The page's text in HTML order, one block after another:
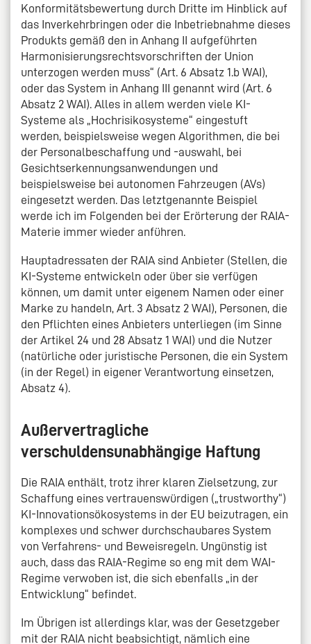
Konformitätsbewertung durch Dritte im Hinblick auf
das Inverkehrbringen oder die Inbetriebnahme dieses
Produkts gemäß den in Anhang II aufgeführten
Harmonisierungsrechtsvorschriften der Union
unterzogen werden muss“ (Art. 6 Absatz 1.b WAI),
oder das System in Anhang III genannt wird (Art. 6
Absatz 2 WAI). Alles in allem werden viele KI-
Systeme als „Hochrisikosysteme“ eingestuft
werden, beispielsweise wegen Algorithmen, die bei
der Personalbeschaffung und -auswahl, bei
Gesichtserkennungsanwendungen und
beispielsweise bei autonomen Fahrzeugen (AVs)
eingesetzt werden. Das letztgenannte Beispiel
werde ich im Folgenden bei der Erörterung der RAIA-
Materie immer wieder anführen.
Hauptadressaten der RAIA sind Anbieter (Stellen, die
KI-Systeme entwickeln oder über sie verfügen
können, um damit unter eigenem Namen oder einer
Marke zu handeln, Art. 3 Absatz 2 WAI), Personen, die
den Pflichten eines Anbieters unterliegen (im Sinne
der Artikel 24 und 28 Absatz 1 WAI) und die Nutzer
(natürliche oder juristische Personen, die ein System
(in der Regel) in eigener Verantwortung einsetzen,
Absatz 4).
Außervertragliche
verschuldensunabhängige Haftung
Die RAIA enthält, trotz ihrer klaren Zielsetzung, zur
Schaffung eines vertrauenswürdigen („trustworthy“)
KI-Innovationsökosystems in der EU beizutragen, ein
komplexes und schwer durchschaubares System
von Verfahrens- und Beweisregeln. Ungünstig ist
auch, dass das RAIA-Regime so eng mit dem WAI-
Regime verwoben ist, die sich ebenfalls „in der
Entwicklung“ befindet.
Im Übrigen ist allerdings klar, was der Gesetzgeber
mit der RAIA nicht beabsichtigt, nämlich eine